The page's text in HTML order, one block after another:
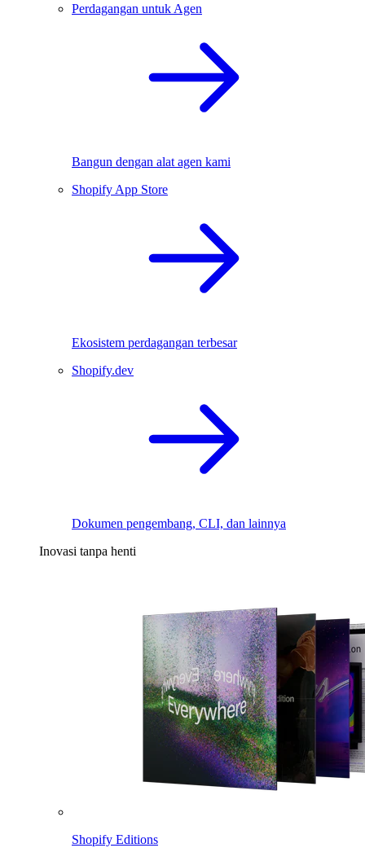
Perdagangan untuk Agen
Bangun dengan alat agen kami
Shopify App Store
Ekosistem perdagangan terbesar
Shopify.dev
Dokumen pengembang, CLI, dan lainnya
Inovasi tanpa henti
Shopify Editions